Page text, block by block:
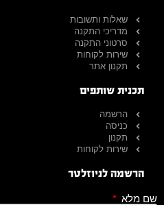
שאלות ותשובות
מדריכי התקנה
סרטוני התקנה
שירות לקוחות
תקנון אתר
תכנית שותפים
הרשמה
כניסה
תקנון
שירות לקוחות
הרשמה לניוזלטר
שם מלא